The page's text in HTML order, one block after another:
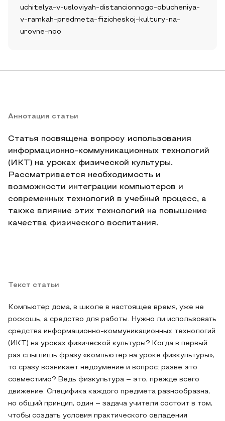
uchitelya-v-usloviyah-distancionnogo-obucheniya-
v-ramkah-predmeta-fizicheskoj-kultury-na-
urovne-noo
Аннотация статьи
Статья посвящена вопросу использования
информационно-коммуникационных технологий
(ИКТ) на уроках физической культуры.
Рассматривается необходимость и
возможности интеграции компьютеров и
современных технологий в учебный процесс, а
также влияние этих технологий на повышение
качества физического воспитания.
Текст статьи
Компьютер дома, в школе в настоящее время, уже не
роскошь, а средство для работы. Нужно ли использовать
средства информационно-коммуникационных технологий
(ИКТ) на уроках физической культуры? Когда в первый
раз слышишь фразу «компьютер на уроке физкультуры»,
то сразу возникает недоумение и вопрос: разве это
совместимо? Ведь физкультура – это, прежде всего
движение. Специфика каждого предмета разнообразна,
но общий принцип, один – задача учителя состоит в том,
чтобы создать условия практического овладения